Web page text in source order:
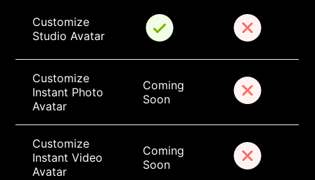
Customize
Studio Avatar
Customize
Instant Photo
Avatar
Coming
Soon
Customize
Instant Video
Avatar
Coming
Soon